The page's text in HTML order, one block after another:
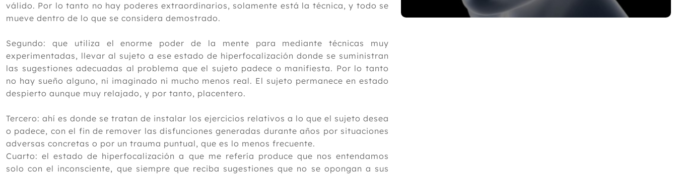
válido. Por lo tanto no hay poderes extraordinarios, solamente está la técnica, y todo se
mueve dentro de lo que se considera demostrado.
Segundo: que utiliza el enorme poder de la mente para mediante técnicas muy
experimentadas, llevar al sujeto a ese estado de hiperfocalización donde se suministran
las sugestiones adecuadas al problema que el sujeto padece o manifiesta. Por lo tanto
no hay sueño alguno, ni imaginado ni mucho menos real. El sujeto permanece en estado
despierto aunque muy relajado, y por tanto, placentero.
Tercero: ahí es donde se tratan de instalar los ejercicios relativos a lo que el sujeto desea
o padece, con el fin de remover las disfunciones generadas durante años por situaciones
adversas concretas o por un trauma puntual, que es lo menos frecuente.
Cuarto: el estado de hiperfocalización a que me refería produce que nos entendamos
solo con el inconsciente, que siempre que reciba sugestiones que no se opongan a sus